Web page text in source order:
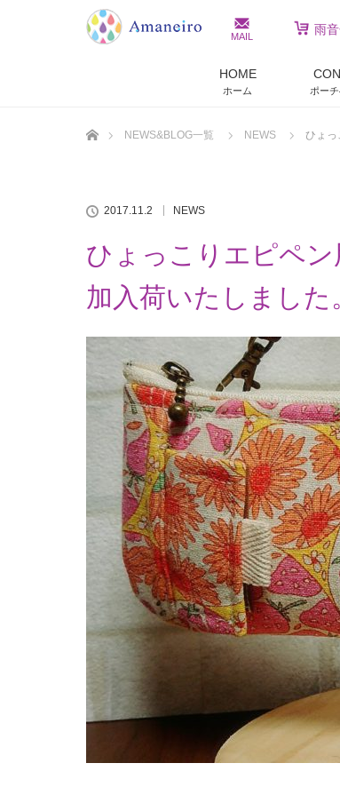
MAIL
雨
HOME
ホーム ポー
NEWS&BLOG一覧
NEWS ひょっ
2017.11.2 NEWS
ひょっこりエピペ
加入荷いたしました